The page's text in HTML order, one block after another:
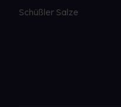
Schüßler Salze